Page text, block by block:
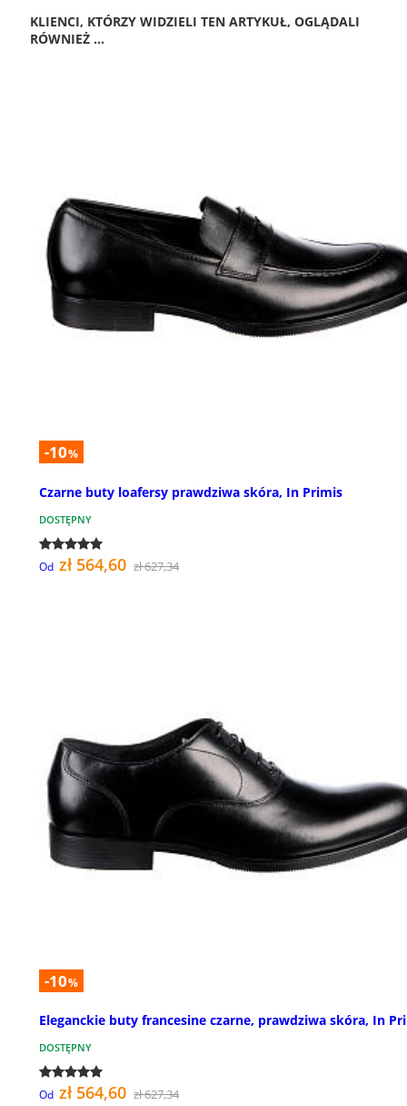
KLIENCI, KTÓRZY WIDZIELI TEN ARTYKUŁ, OGLĄDALI
RÓWNIEŻ ...
-10%
Czarne buty loafersy prawdziwa skóra, In Primis
DOSTĘPNY
Od zł 564,60 zł 627,34
-10%
Eleganckie buty francesine czarne, prawdziwa skóra, In
DOSTĘPNY
Od zł 564,60 zł 627,34